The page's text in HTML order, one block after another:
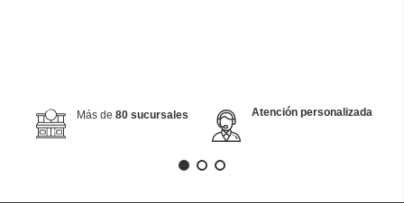
Más de 80 sucursales Atención personalizada